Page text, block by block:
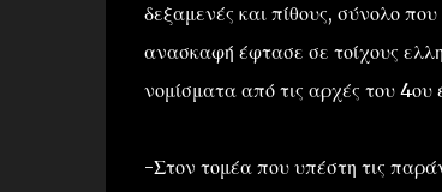
δεξαμενές και πίθους, σύνολο
ανασκαφή έφτασε σε τοίχους
νομίσματα από τις αρχές του 4ου
-Στον τομέα που υπέστη τις